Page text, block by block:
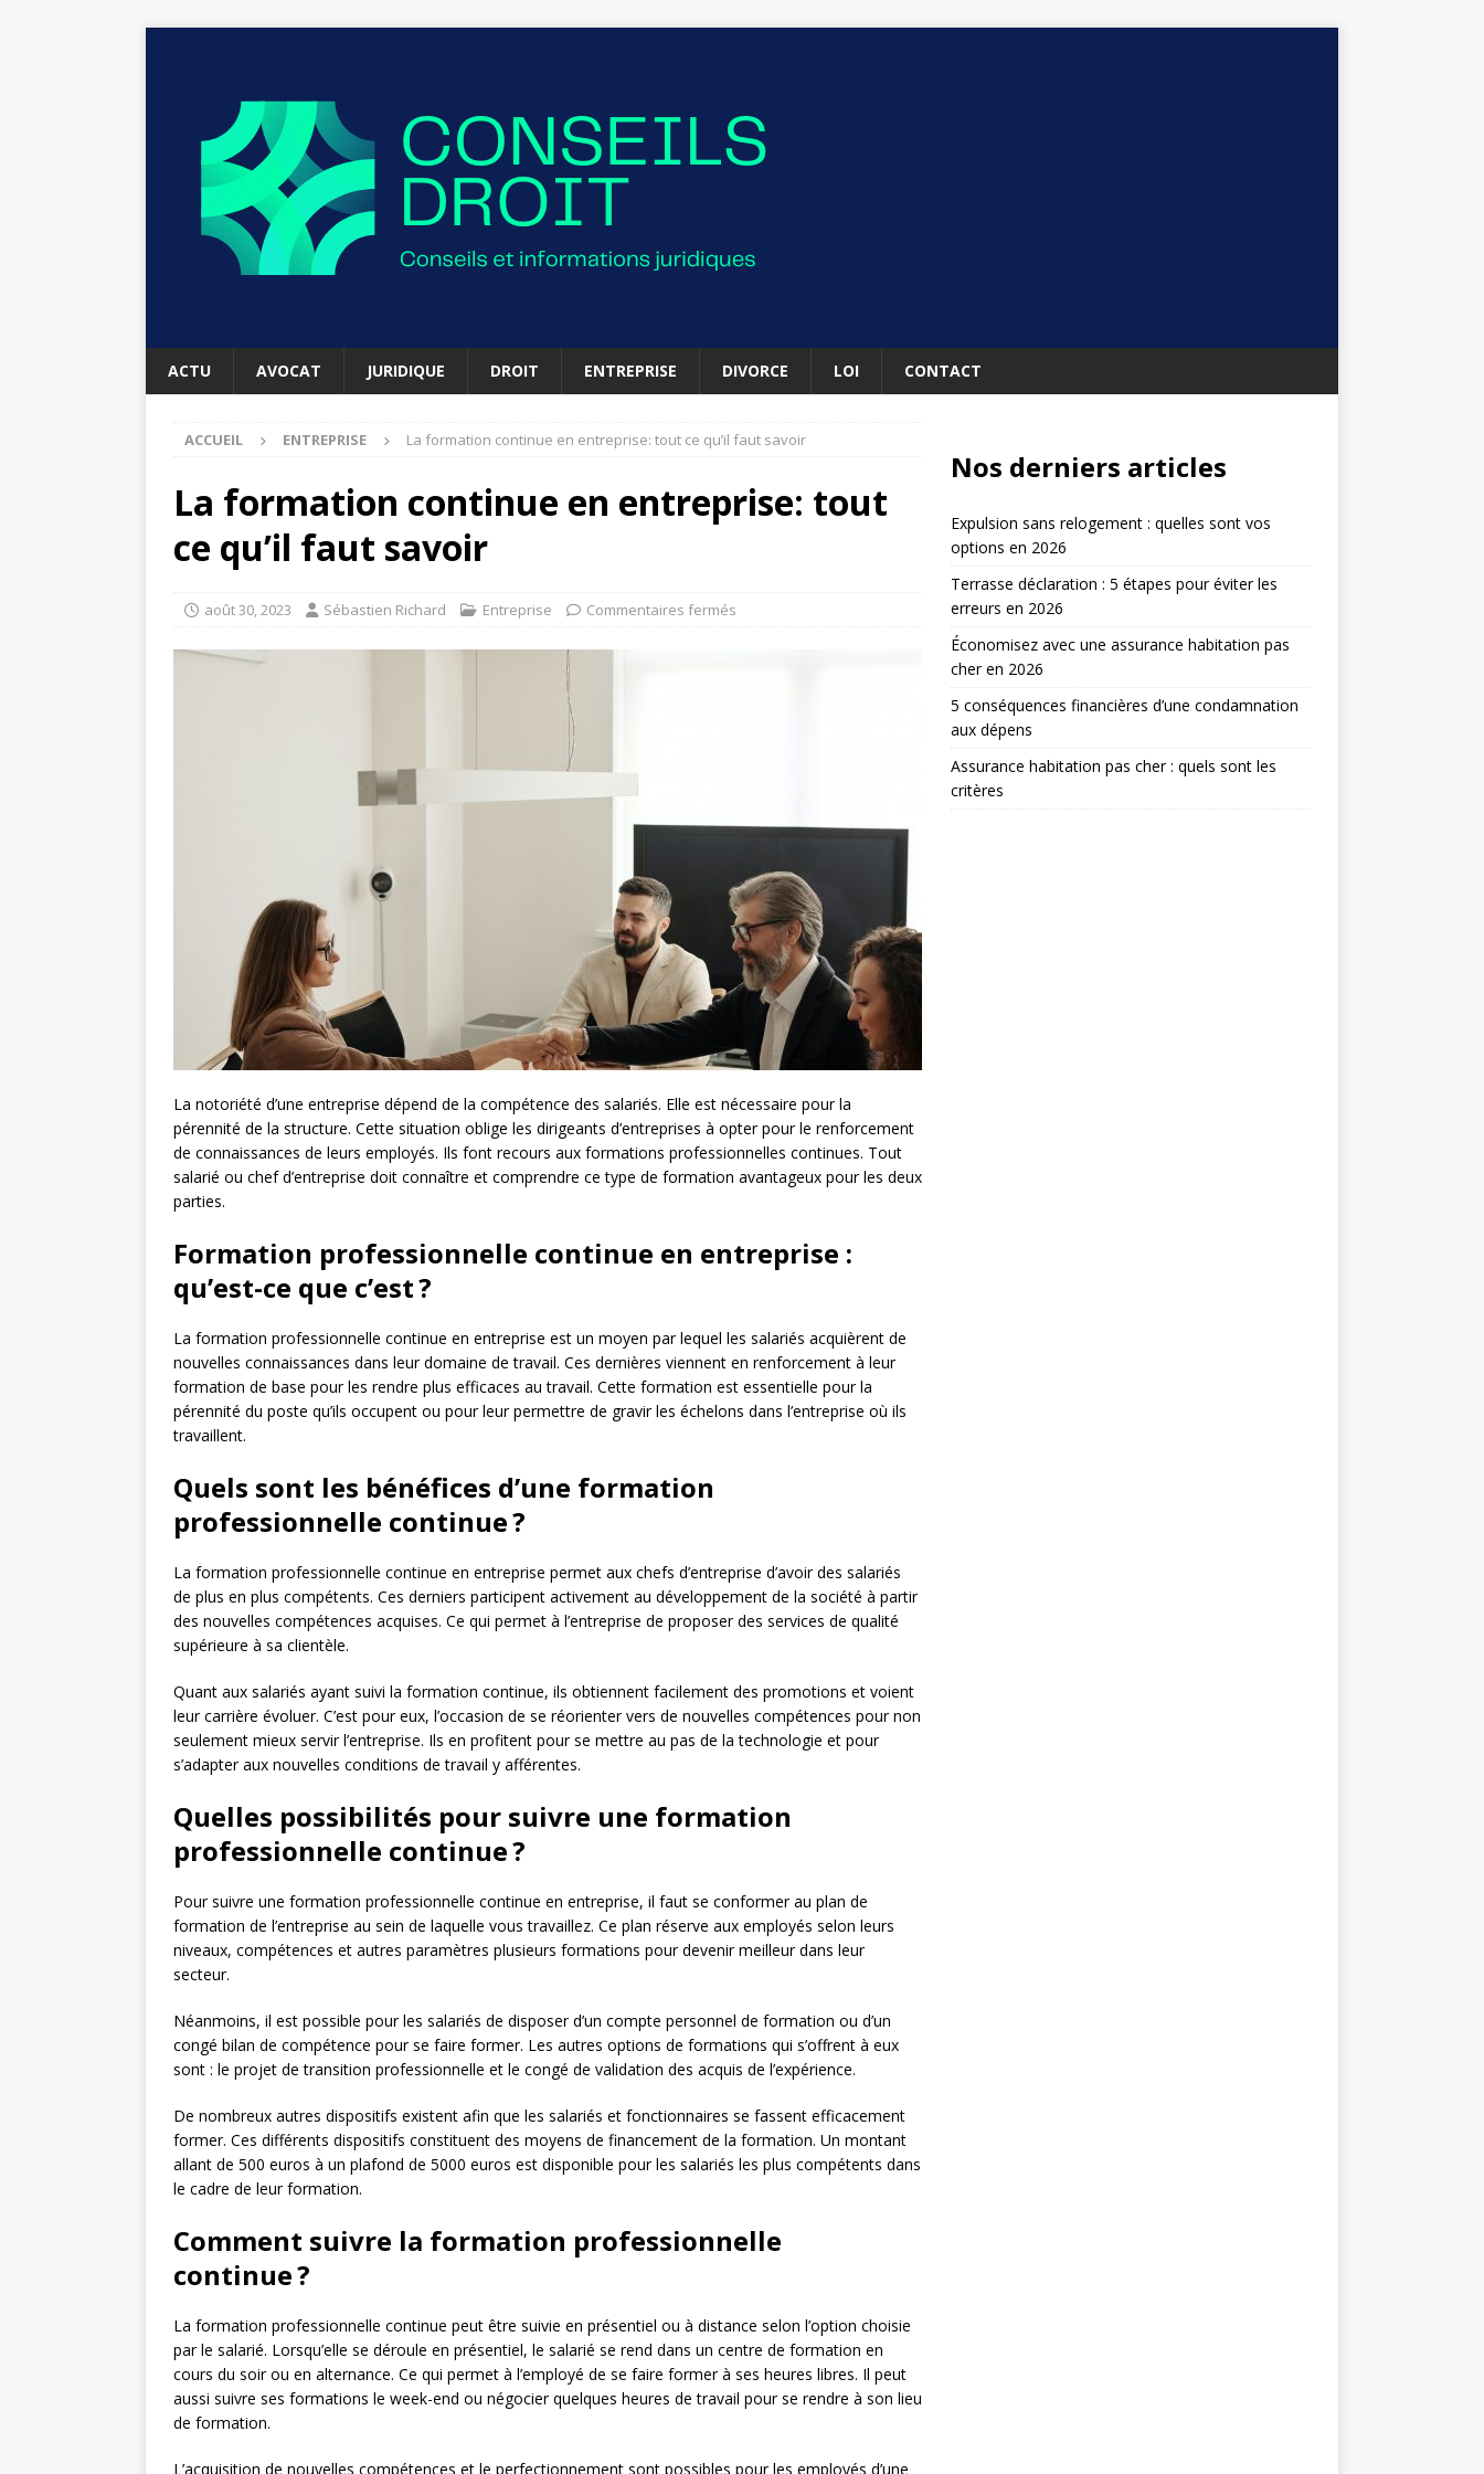
ACTU AVOCAT JURIDIQUE DROIT ENTREPRISE DIVORCE LOI CONTACT
ACCUEIL ENTREPRISE La formation continue en entreprise: tout ce qu’il faut savoir
La formation continue en entreprise: tout
ce qu’il faut savoir
août 30, 2023 Sébastien Richard Entreprise Commentaires fermés
La notoriété d’une entreprise dépend de la compétence des salariés. Elle est nécessaire pour la
pérennité de la structure. Cette situation oblige les dirigeants d’entreprises à opter pour le renforcement
de connaissances de leurs employés. Ils font recours aux formations professionnelles continues. Tout
salarié ou chef d’entreprise doit connaître et comprendre ce type de formation avantageux pour les deux
parties.
Formation professionnelle continue en entreprise :
qu’est-ce que c’est ?
La formation professionnelle continue en entreprise est un moyen par lequel les salariés acquièrent de
nouvelles connaissances dans leur domaine de travail. Ces dernières viennent en renforcement à leur
formation de base pour les rendre plus efficaces au travail. Cette formation est essentielle pour la
pérennité du poste qu’ils occupent ou pour leur permettre de gravir les échelons dans l’entreprise où ils
travaillent.
Quels sont les bénéfices d’une formation
professionnelle continue ?
La formation professionnelle continue en entreprise permet aux chefs d’entreprise d’avoir des salariés
de plus en plus compétents. Ces derniers participent activement au développement de la société à partir
des nouvelles compétences acquises. Ce qui permet à l’entreprise de proposer des services de qualité
supérieure à sa clientèle.
Quant aux salariés ayant suivi la formation continue, ils obtiennent facilement des promotions et voient
leur carrière évoluer. C’est pour eux, l’occasion de se réorienter vers de nouvelles compétences pour non
seulement mieux servir l’entreprise. Ils en profitent pour se mettre au pas de la technologie et pour
s’adapter aux nouvelles conditions de travail y afférentes.
Quelles possibilités pour suivre une formation
professionnelle continue ?
Pour suivre une formation professionnelle continue en entreprise, il faut se conformer au plan de
formation de l’entreprise au sein de laquelle vous travaillez. Ce plan réserve aux employés selon leurs
niveaux, compétences et autres paramètres plusieurs formations pour devenir meilleur dans leur
secteur.
Néanmoins, il est possible pour les salariés de disposer d’un compte personnel de formation ou d’un
congé bilan de compétence pour se faire former. Les autres options de formations qui s’offrent à eux
sont : le projet de transition professionnelle et le congé de validation des acquis de l’expérience.
De nombreux autres dispositifs existent afin que les salariés et fonctionnaires se fassent efficacement
former. Ces différents dispositifs constituent des moyens de financement de la formation. Un montant
allant de 500 euros à un plafond de 5000 euros est disponible pour les salariés les plus compétents dans
le cadre de leur formation.
Comment suivre la formation professionnelle
continue ?
La formation professionnelle continue peut être suivie en présentiel ou à distance selon l’option choisie
par le salarié. Lorsqu’elle se déroule en présentiel, le salarié se rend dans un centre de formation en
cours du soir ou en alternance. Ce qui permet à l’employé de se faire former à ses heures libres. Il peut
aussi suivre ses formations le week-end ou négocier quelques heures de travail pour se rendre à son lieu
de formation.
L’acquisition de nouvelles compétences et le perfectionnement sont possibles pour les employés d’une
Nos derniers articles
Expulsion sans relogement : quelles sont vos
options en 2026
Terrasse déclaration : 5 étapes pour éviter les
erreurs en 2026
Économisez avec une assurance habitation pas
cher en 2026
5 conséquences financières d’une condamnation
aux dépens
Assurance habitation pas cher : quels sont les
critères